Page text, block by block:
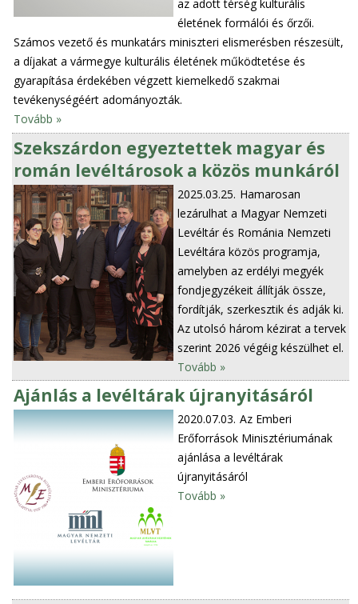
az adott térség kulturális
életének formálói és őrzői.
Számos vezető és munkatárs miniszteri elismerésben részesült,
a díjakat a vármegye kulturális életének működtetése és
gyarapítása érdekében végzett kiemelkedő szakmai
tevékenységéért adományozták.
Tovább »
Szekszárdon egyeztettek magyar és
román levéltárosok a közös munkáról
2025.03.25. Hamarosan
lezárulhat a Magyar Nemzeti
Levéltár és Románia Nemzeti
Levéltára közös programja,
amelyben az erdélyi megyék
fondjegyzékeit állítják össze,
fordítják, szerkesztik és adják ki.
Az utolsó három kézirat a tervek
szerint 2026 végéig készülhet el.
Tovább »
Ajánlás a levéltárak újranyitásáról
2020.07.03. Az Emberi
Erőforrások Minisztériumának
ajánlása a levéltárak
újranyitásáról
Tovább »